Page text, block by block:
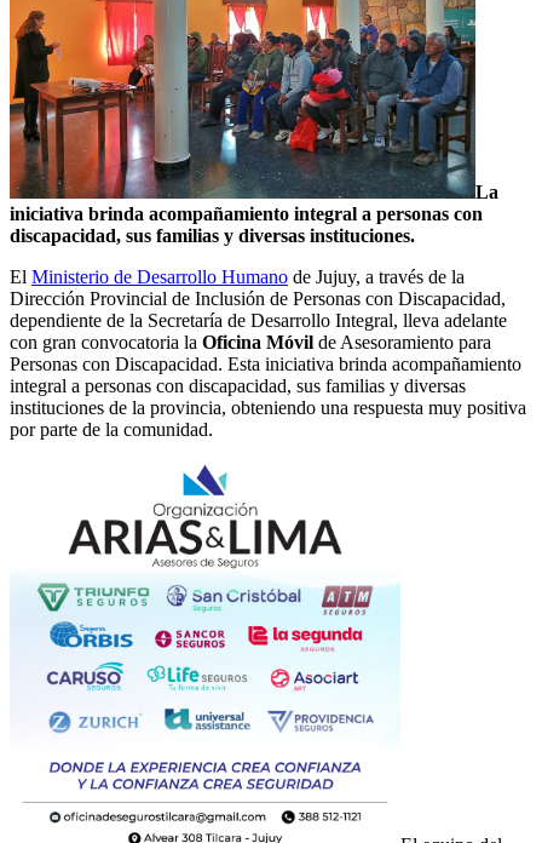
La
iniciativa brinda acompañamiento integral a personas con
discapacidad, sus familias y diversas instituciones.
El Ministerio de Desarrollo Humano de Jujuy, a través de la
Dirección Provincial de Inclusión de Personas con Discapacidad,
dependiente de la Secretaría de Desarrollo Integral, lleva adelante
con gran convocatoria la Oficina Móvil de Asesoramiento para
Personas con Discapacidad. Esta iniciativa brinda acompañamiento
integral a personas con discapacidad, sus familias y diversas
instituciones de la provincia, obteniendo una respuesta muy positiva
por parte de la comunidad.